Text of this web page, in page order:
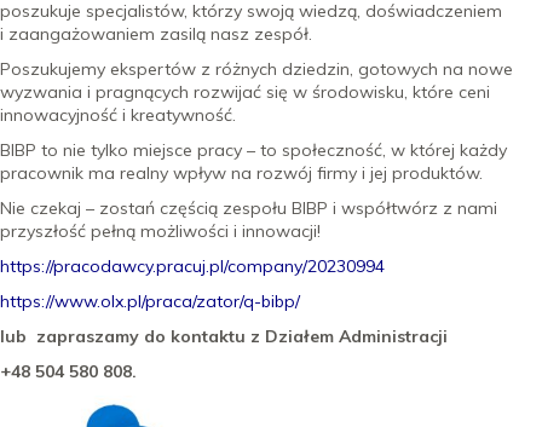
poszukuje specjalistów, którzy swoją wiedzą, doświadczeniem
i zaangażowaniem zasilą nasz zespół.
Poszukujemy ekspertów z różnych dziedzin, gotowych na nowe
wyzwania i pragnących rozwijać się w środowisku, które ceni
innowacyjność i kreatywność.
BIBP to nie tylko miejsce pracy – to społeczność, w której każdy
pracownik ma realny wpływ na rozwój firmy i jej produktów.
Nie czekaj – zostań częścią zespołu BIBP i współtwórz z nami
przyszłość pełną możliwości i innowacji!
https://pracodawcy.pracuj.pl/company/20230994
https://www.olx.pl/praca/zator/q-bibp/
lub zapraszamy do kontaktu z Działem Administracji
+48 504 580 808.